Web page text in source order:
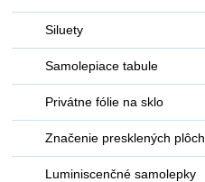
Siluety
Samolepiace tabule
Privátne fólie na sklo
Značenie presklených plôch
Luminiscenčné samolepky